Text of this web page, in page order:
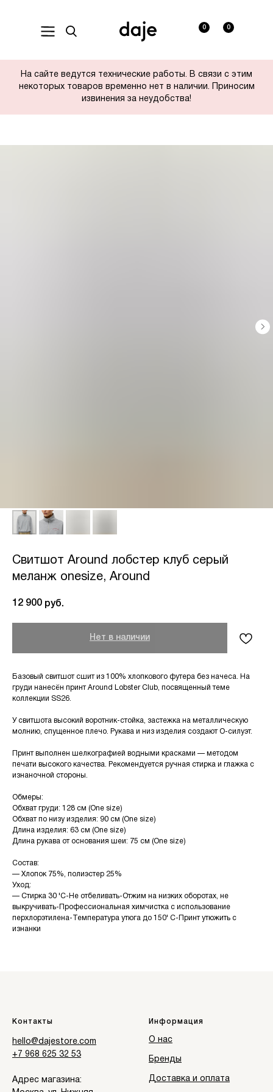
0
0
На сайте ведутся технические работы. В связи с этим
некоторых товаров временно нет в наличии. Приносим
извинения за неудобства!
Свитшот Around лобстер клуб серый
меланж onesize, Around
12 900 руб.
Нет в наличии
Базовый свитшот сшит из 100% хлопкового футера без начеса. На
груди нанесён принт Around Lobster Club, посвященный теме
коллекции SS26.
У свитшота высокий воротник-стойка, застежка на металлическую
молнию, cпущенное плечо. Рукава и низ изделия создают О-силуэт.
Принт выполнен шелкографией водными красками — методом
печати высокого качества. Рекомендуется ручная стирка и глажка с
изнаночной стороны.
Обмеры:
Обхват груди: 128 см (One size)
Обхват по низу изделия: 90 см (One size)
Длина изделия: 63 см (One size)
Длина рукава от основания шеи: 75 см (One size)
Состав:
— Хлопок 75%, полиэстер 25%
Уход:
— Стирка 30 'C-Не отбеливать-Отжим на низких оборотах, не
выкручивать-Профессиональная химчистка с использование
перхлорэтилена-Температура утюга до 150' C-Принт утюжить с
изнанки
Контакты
hello@dajestore.com
+7 968 625 32 53
Адрес магазина:
Информация
О нас
Бренды
Доставка и оплата